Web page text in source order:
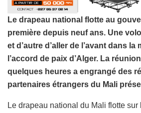
Le drapeau national flotte au
première depuis neuf ans. Une
et d’autre d’aller de l’avant dans
l’accord de paix d’Alger. La
quelques heures a engrangé des
partenaires étrangers du Mali
Le drapeau national du Mali flotte